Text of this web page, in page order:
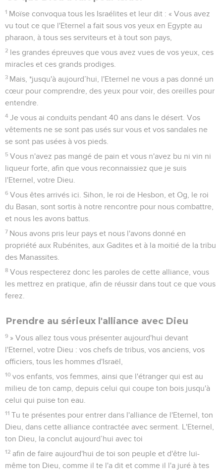
1 Moïse convoqua tous les Israélites et leur dit : « Vous avez
vu tout ce que l'Eternel a fait sous vos yeux en Egypte au
pharaon, à tous ses serviteurs et à tout son pays,
2 les grandes épreuves que vous avez vues de vos yeux, ces
miracles et ces grands prodiges.
3 Mais, *jusqu'à aujourd’hui, l'Eternel ne vous a pas donné un
cœur pour comprendre, des yeux pour voir, des oreilles pour
entendre.
4 Je vous ai conduits pendant 40 ans dans le désert. Vos
vêtements ne se sont pas usés sur vous et vos sandales ne
se sont pas usées à vos pieds.
5 Vous n'avez pas mangé de pain et vous n'avez bu ni vin ni
liqueur forte, afin que vous reconnaissiez que je suis
l'Eternel, votre Dieu.
6 Vous êtes arrivés ici. Sihon, le roi de Hesbon, et Og, le roi
du Basan, sont sortis à notre rencontre pour nous combattre,
et nous les avons battus.
7 Nous avons pris leur pays et nous l'avons donné en
propriété aux Rubénites, aux Gadites et à la moitié de la tribu
des Manassites.
8 Vous respecterez donc les paroles de cette alliance, vous
les mettrez en pratique, afin de réussir dans tout ce que vous
ferez.
Prendre au sérieux l'alliance avec Dieu
9 » Vous allez tous vous présenter aujourd'hui devant
l'Eternel, votre Dieu : vos chefs de tribus, vos anciens, vos
officiers, tous les hommes d'Israël,
10 vos enfants, vos femmes, ainsi que l'étranger qui est au
milieu de ton camp, depuis celui qui coupe ton bois jusqu'à
celui qui puise ton eau.
11 Tu te présentes pour entrer dans l'alliance de l'Eternel, ton
Dieu, dans cette alliance contractée avec serment. L'Eternel,
ton Dieu, la conclut aujourd’hui avec toi
12 afin de faire aujourd'hui de toi son peuple et d'être lui-
même ton Dieu, comme il te l'a dit et comme il l'a juré à tes